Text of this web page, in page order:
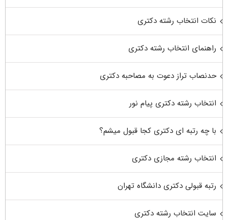
نکات انتخاب رشته دکتری
راهنمای انتخاب رشته دکتری
حدنصاب تراز دعوت به مصاحبه دکتری
انتخاب رشته دکتری پیام نور
با چه رتبه ای دکتری کجا قبول میشم؟
انتخاب رشته مجازی دکتری
رتبه قبولی دکتری دانشگاه تهران
سایت انتخاب رشته دکتری